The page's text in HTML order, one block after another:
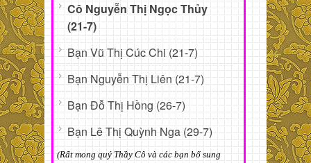
Cô Nguyễn Thị Ngọc Thủy
(21-7)
Bạn Vũ Thị Cúc Chi (21-7)
Bạn Nguyễn Thị Liên (21-7)
Bạn Đỗ Thị Hồng (26-7)
Bạn Lê Thị Quỳnh Nga (29-7)
(Rất mong quý Thầy Cô và các bạn bổ sung